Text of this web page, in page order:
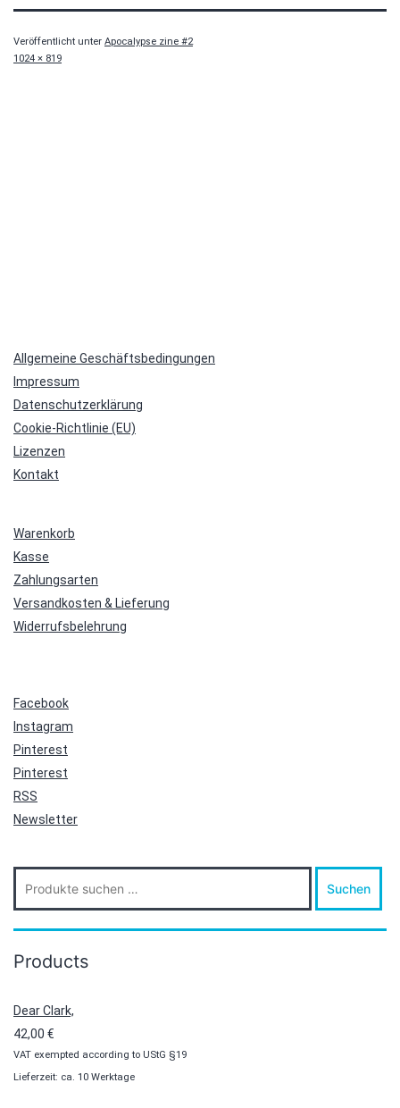
Veröffentlicht unter Apocalypse zine #2
Originalgröße
1024 × 819
Allgemeine Geschäftsbedingungen
Impressum
Datenschutzerklärung
Cookie-Richtlinie (EU)
Lizenzen
Kontakt
Warenkorb
Kasse
Zahlungsarten
Versandkosten & Lieferung
Widerrufsbelehrung
Facebook
Instagram
Pinterest
Pinterest
RSS
Newsletter
Suche
nach:
Suchen
Products
Dear Clark,
42,00 €
VAT exempted according to UStG §19
Lieferzeit: ca. 10 Werktage